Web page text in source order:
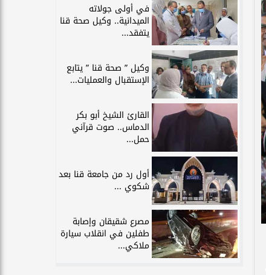
في أولى جولاته
الميدانية.. وكيل صحة قنا
يتفقد...
وكيل ” صحة قنا ” يتابع
الإستقبال والعمليات...
القارئ الشيخ أبو بكر
الدماس.. صوت قرآني
حمل...
أول رد من جامعة قنا بعد
شكوي ...
مصرع شقيقان وإصابة
طفلين في انقلاب سيارة
ملاكي...